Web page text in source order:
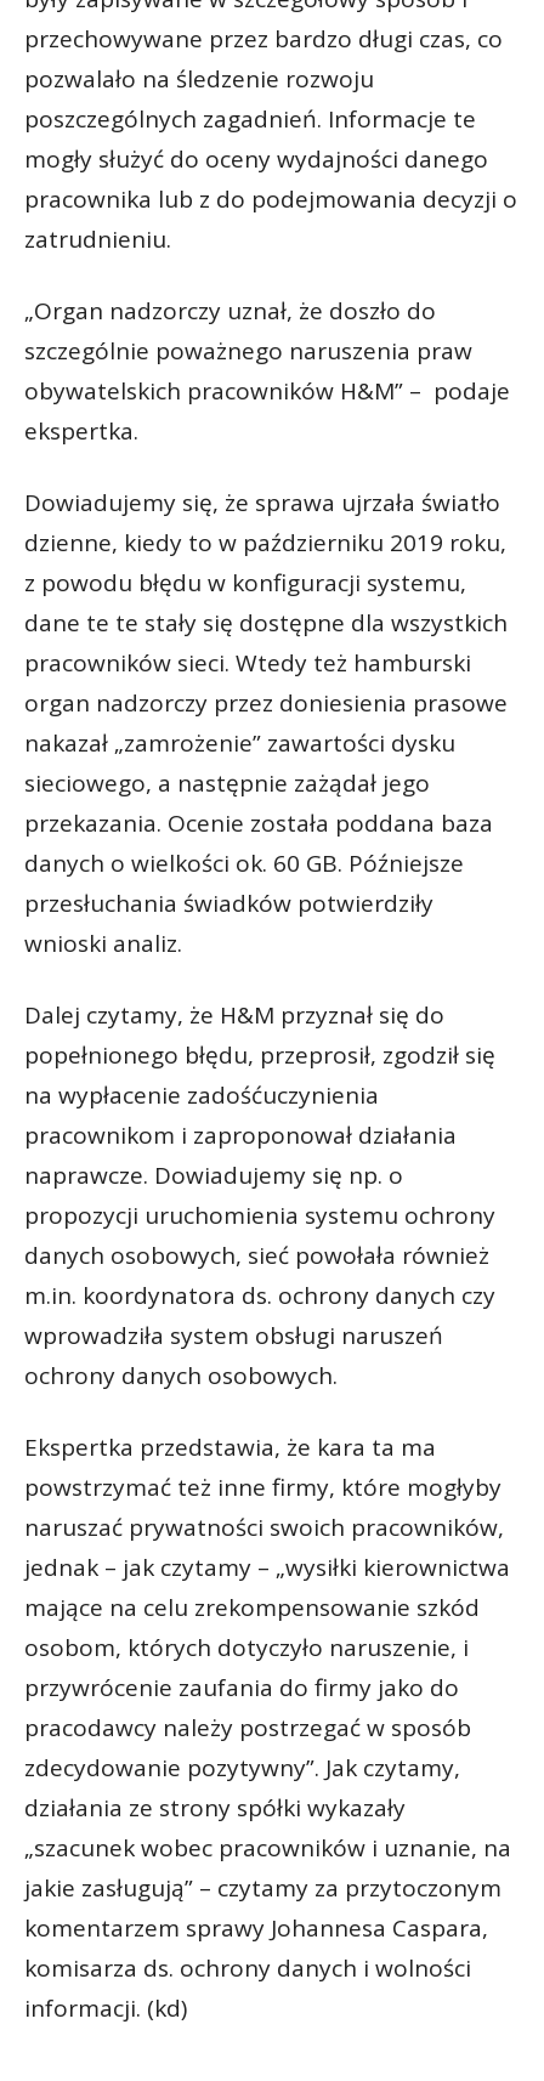
przechowywane przez bardzo długi czas, co
pozwalało na śledzenie rozwoju
poszczególnych zagadnień. Informacje te
mogły służyć do oceny wydajności danego
pracownika lub z do podejmowania decyzji o
zatrudnieniu.
„Organ nadzorczy uznał, że doszło do
szczególnie poważnego naruszenia praw
obywatelskich pracowników H&M” – podaje
ekspertka.
Dowiadujemy się, że sprawa ujrzała światło
dzienne, kiedy to w październiku 2019 roku,
z powodu błędu w konfiguracji systemu,
dane te te stały się dostępne dla wszystkich
pracowników sieci. Wtedy też hamburski
organ nadzorczy przez doniesienia prasowe
nakazał „zamrożenie” zawartości dysku
sieciowego, a następnie zażądał jego
przekazania. Ocenie została poddana baza
danych o wielkości ok. 60 GB. Późniejsze
przesłuchania świadków potwierdziły
wnioski analiz.
Dalej czytamy, że H&M przyznał się do
popełnionego błędu, przeprosił, zgodził się
na wypłacenie zadośćuczynienia
pracownikom i zaproponował działania
naprawcze. Dowiadujemy się np. o
propozycji uruchomienia systemu ochrony
danych osobowych, sieć powołała również
m.in. koordynatora ds. ochrony danych czy
wprowadziła system obsługi naruszeń
ochrony danych osobowych.
Ekspertka przedstawia, że kara ta ma
powstrzymać też inne firmy, które mogłyby
naruszać prywatności swoich pracowników,
jednak – jak czytamy – „wysiłki kierownictwa
mające na celu zrekompensowanie szkód
osobom, których dotyczyło naruszenie, i
przywrócenie zaufania do firmy jako do
pracodawcy należy postrzegać w sposób
zdecydowanie pozytywny”. Jak czytamy,
działania ze strony spółki wykazały
„szacunek wobec pracowników i uznanie, na
jakie zasługują” – czytamy za przytoczonym
komentarzem sprawy Johannesa Caspara,
komisarza ds. ochrony danych i wolności
informacji. (kd)